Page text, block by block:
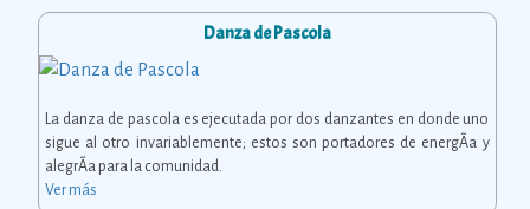
Danza de Pascola
La danza de pascola es ejecutada por dos danzantes en donde uno
sigue al otro invariablemente; estos son portadores de energÃ­a y
alegrÃ­a para la comunidad.
Ver más